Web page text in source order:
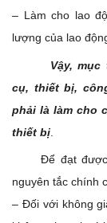
– Làm cho lao
lượng của lao
Vậy,
cụ, thiết bị,
phải là làm cho
thiết bị
Để đạt
nguyên tắc chính
– Đối với không